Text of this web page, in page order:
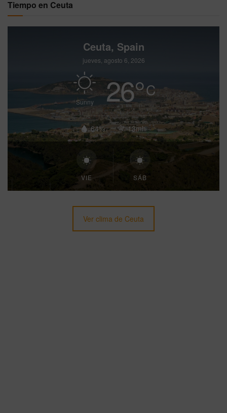
Tiempo en Ceuta
Ceuta, Spain
jueves, agosto 6, 2026
Sunny 26°C
64% 13mh
VIE SÁB
Ver clima de Ceuta